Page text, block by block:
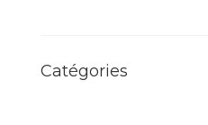
Catégories